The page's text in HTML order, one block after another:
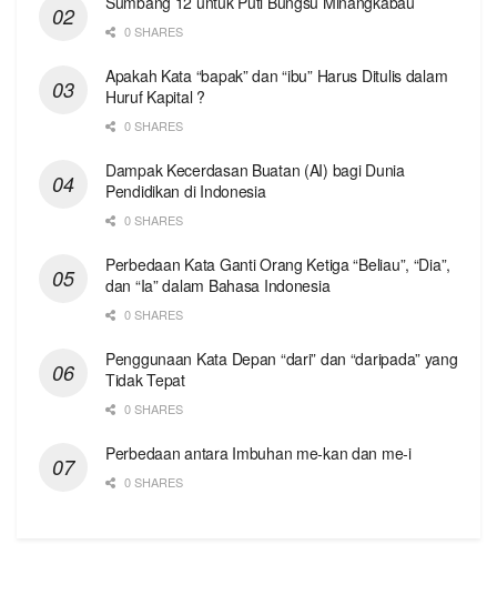
0 SHARES
Apakah Kata “bapak” dan “ibu” Harus Ditulis dalam
Huruf Kapital ?
0 SHARES
Dampak Kecerdasan Buatan (AI) bagi Dunia
Pendidikan di Indonesia
0 SHARES
Perbedaan Kata Ganti Orang Ketiga “Beliau”, “Dia”,
dan “Ia” dalam Bahasa Indonesia
0 SHARES
Penggunaan Kata Depan “dari” dan “daripada” yang
Tidak Tepat
0 SHARES
Perbedaan antara Imbuhan me-kan dan me-i
0 SHARES